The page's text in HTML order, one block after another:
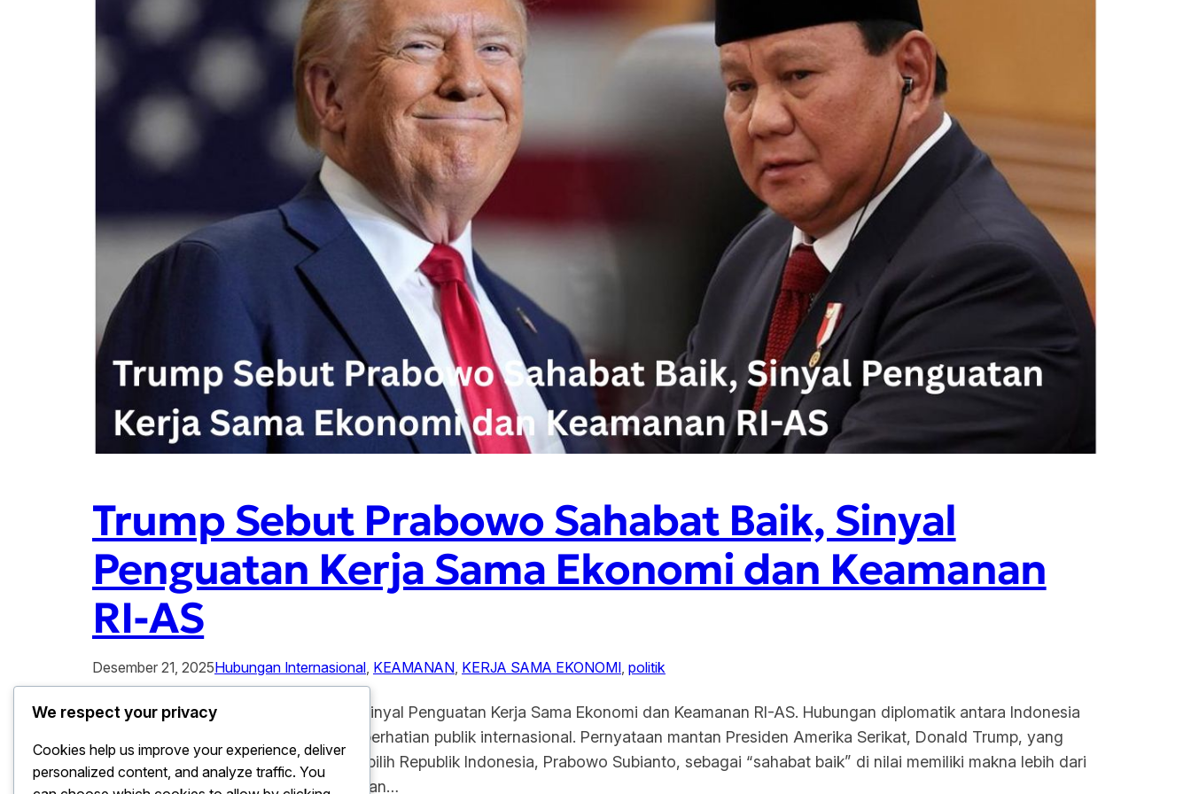
Trump Sebut Prabowo Sahabat Baik, Sinyal
Penguatan Kerja Sama Ekonomi dan Keamanan
RI-AS
Desember 21, 2025Hubungan Internasional, KEAMANAN, KERJA SAMA EKONOMI, politik
Trump Sebut Prabowo Sahabat Baik, Sinyal Penguatan Kerja Sama Ekonomi dan Keamanan RI-AS. Hubungan diplomatik antara Indonesia
dan Amerika Serikat kembali menjadi perhatian publik internasional. Pernyataan mantan Presiden Amerika Serikat, Donald Trump, yang
secara terbuka menyebut Presiden terpilih Republik Indonesia, Prabowo Subianto, sebagai “sahabat baik” di nilai memiliki makna lebih dari
sekadar kedekatan personal. Pernyataan…
We respect your privacy
Cookies help us improve your experience, deliver
personalized content, and analyze traffic. You